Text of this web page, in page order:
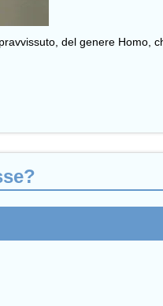
del genere Homo,